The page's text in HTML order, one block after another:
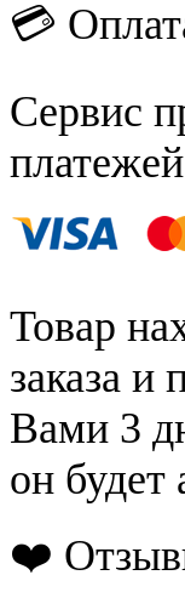
💳
Сервис
Товар
заказа и
Вами 3
он будет
❤️